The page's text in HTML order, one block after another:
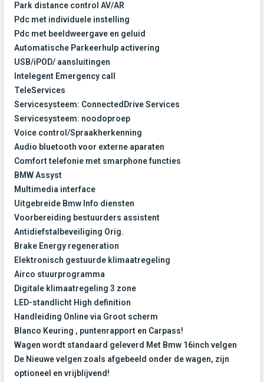
Park distance control AV/AR
Pdc met individuele instelling
Pdc met beeldweergave en geluid
Automatische Parkeerhulp activering
USB/iPOD/ aansluitingen
Intelegent Emergency call
TeleServices
Servicesysteem: ConnectedDrive Services
Servicesysteem: noodoproep
Voice control/Spraakherkenning
Audio bluetooth voor externe aparaten
Comfort telefonie met smarphone functies
BMW Assyst
Multimedia interface
Uitgebreide Bmw Info diensten
Voorbereiding bestuurders assistent
Antidiefstalbeveiliging Orig.
Brake Energy regeneration
Elektronisch gestuurde klimaatregeling
Airco stuurprogramma
Digitale klimaatregeling 3 zone
LED-standlicht High definition
Handleiding Online via Groot scherm
Blanco Keuring , puntenrapport en Carpass!
Wagen wordt standaard geleverd Met Bmw 16inch velgen
De Nieuwe velgen zoals afgebeeld onder de wagen, zijn
optioneel en vrijblijvend!